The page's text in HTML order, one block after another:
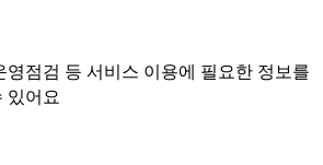
영점검 등 서비스 이용에 필요한 정보를
있어요